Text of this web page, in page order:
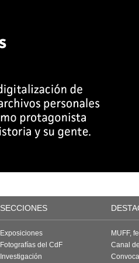
SECCIONES
Exposiciones
Fotografías del CdF
Investigación
MUFF,
Canal